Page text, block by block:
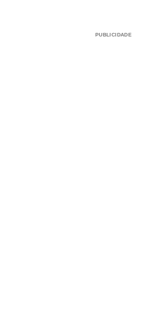
PUBLICIDADE